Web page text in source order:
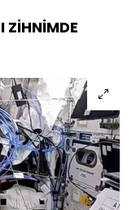
ZİHNİMDE